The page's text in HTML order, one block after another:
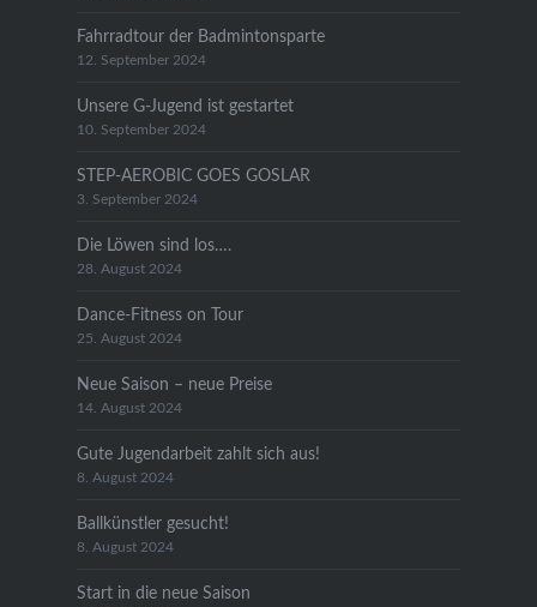
Fahrradtour der Badmintonsparte
12. September 2024
Unsere G-Jugend ist gestartet
10. September 2024
STEP-AEROBIC GOES GOSLAR
3. September 2024
Die Löwen sind los….
28. August 2024
Dance-Fitness on Tour
25. August 2024
Neue Saison – neue Preise
14. August 2024
Gute Jugendarbeit zahlt sich aus!
8. August 2024
Ballkünstler gesucht!
8. August 2024
Start in die neue Saison